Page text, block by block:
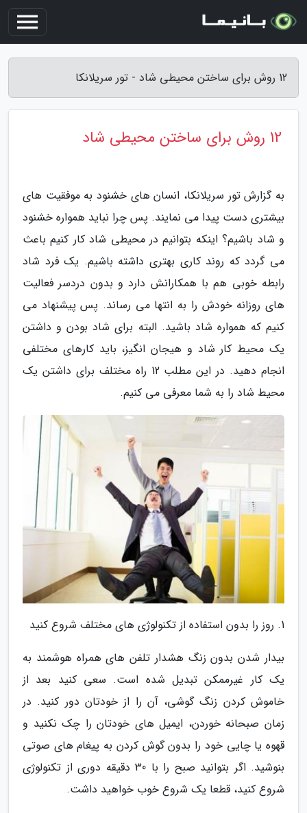
12 روش برای ساختن محیطی شاد - تور سریلانکا
12 روش برای ساختن محیطی شاد
به گزارش تور سریلانکا، انسان های خشنود به موفقیت های
بیشتری دست پیدا می نمایند. پس چرا نباید همواره خشنود
و شاد باشیم؟ اینکه بتوانیم در محیطی شاد کار کنیم باعث
می گردد که روند کاری بهتری داشته باشیم. یک فرد شاد
رابطه خوبی هم با همکارانش دارد و بدون دردسر فعالیت
های روزانه خودش را به انتها می رساند. پس پیشنهاد می
کنیم که همواره شاد باشید. البته برای شاد بودن و داشتن
یک محیط کار شاد و هیجان انگیز، باید کارهای مختلفی
انجام دهید. در این مطلب 12 راه مختلف برای داشتن یک
محیط شاد را به شما معرفی می کنیم.
1. روز را بدون استفاده از تکنولوژی های مختلف شروع کنید
بیدار شدن بدون زنگ هشدار تلفن های همراه هوشمند به
یک کار غیرممکن تبدیل شده است. سعی کنید بعد از
خاموش کردن زنگ گوشی، آن را از خودتان دور کنید. در
زمان صبحانه خوردن، ایمیل های خودتان را چک نکنید و
قهوه یا چایی خود را بدون گوش کردن به پیغام های صوتی
بنوشید. اگر بتوانید صبح را با 30 دقیقه دوری از تکنولوژی
شروع کنید، قطعا یک شروع خوب خواهید داشت.